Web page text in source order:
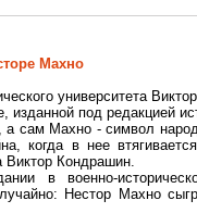
Махно
университета Виктор
под редакцией
сам Махно - символ
когда в нее
Виктор Кондрашин.
в военно-
Нестор Махно